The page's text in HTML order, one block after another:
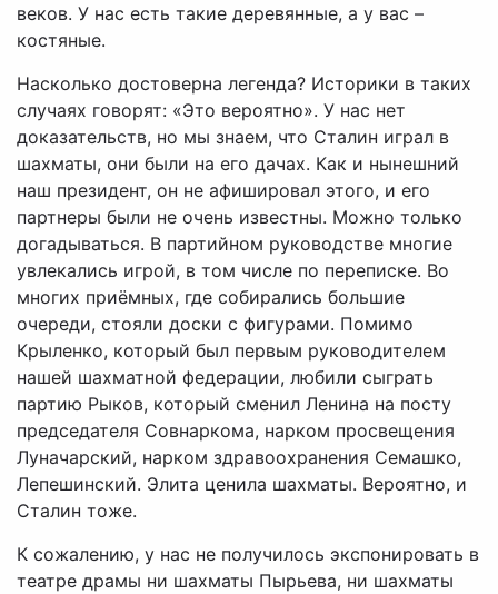
веков. У нас есть такие деревянные, а у вас –
костяные.
Насколько достоверна легенда? Историки в таких
случаях говорят: «Это вероятно». У нас нет
доказательств, но мы знаем, что Сталин играл в
шахматы, они были на его дачах. Как и нынешний
наш президент, он не афишировал этого, и его
партнеры были не очень известны. Можно только
догадываться. В партийном руководстве многие
увлекались игрой, в том числе по переписке. Во
многих приёмных, где собирались большие
очереди, стояли доски с фигурами. Помимо
Крыленко, который был первым руководителем
нашей шахматной федерации, любили сыграть
партию Рыков, который сменил Ленина на посту
председателя Совнаркома, нарком просвещения
Луначарский, нарком здравоохранения Семашко,
Лепешинский. Элита ценила шахматы. Вероятно, и
Сталин тоже.
К сожалению, у нас не получилось экспонировать в
театре драмы ни шахматы Пырьева, ни шахматы